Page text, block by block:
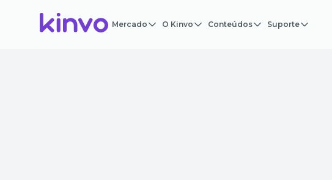
Mercado O Kinvo Conteúdos Suporte